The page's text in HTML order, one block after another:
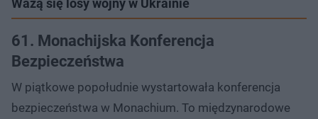
61. Monachijska Konferencja
Bezpieczeństwa
W piątkowe popołudnie wystartowała konferencja
bezpieczeństwa w Monachium. To międzynarodowe